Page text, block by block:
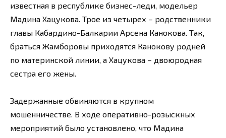
известная в республике бизнес-леди, модельер
Мадина Хацукова. Трое из четырех – родственники
главы Кабардино-Балкарии Арсена Канокова. Так,
браться Жамборовы приходятся Канокову родней
по материнской линии, а Хацукова – двоюродная
сестра его жены.
Задержанные обвиняются в крупном
мошенничестве. В ходе оперативно-розыскных
мероприятий было установлено, что Мадина